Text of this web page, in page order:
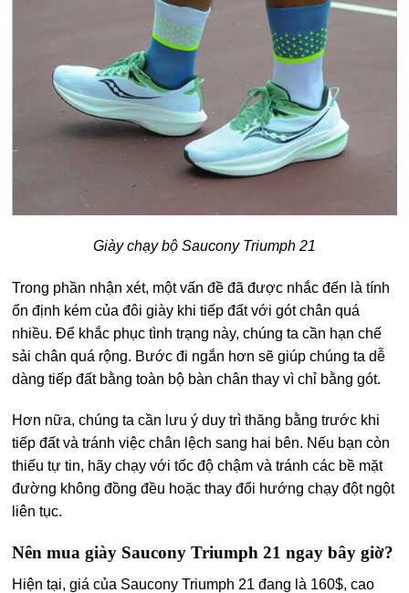
Giày chạy bộ Saucony Triumph 21
Trong phần nhận xét, một vấn đề đã được nhắc đến là tính
ổn định kém của đôi giày khi tiếp đất với gót chân quá
nhiều. Để khắc phục tình trạng này, chúng ta cần hạn chế
sải chân quá rộng. Bước đi ngắn hơn sẽ giúp chúng ta dễ
dàng tiếp đất bằng toàn bộ bàn chân thay vì chỉ bằng gót.
Hơn nữa, chúng ta cần lưu ý duy trì thăng bằng trước khi
tiếp đất và tránh việc chân lệch sang hai bên. Nếu bạn còn
thiếu tự tin, hãy chạy với tốc độ chậm và tránh các bề mặt
đường không đồng đều hoặc thay đổi hướng chạy đột ngột
liên tục.
Nên mua giày Saucony Triumph 21 ngay bây giờ?
Hiện tại, giá của Saucony Triumph 21 đang là 160$, cao